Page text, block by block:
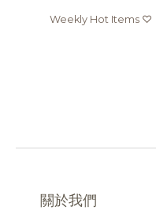
Weekly Hot Items ♡
關於我們